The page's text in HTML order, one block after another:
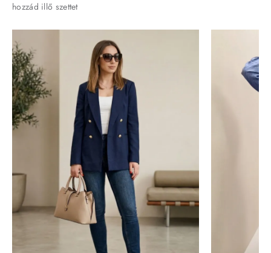
hozzád illő szettet